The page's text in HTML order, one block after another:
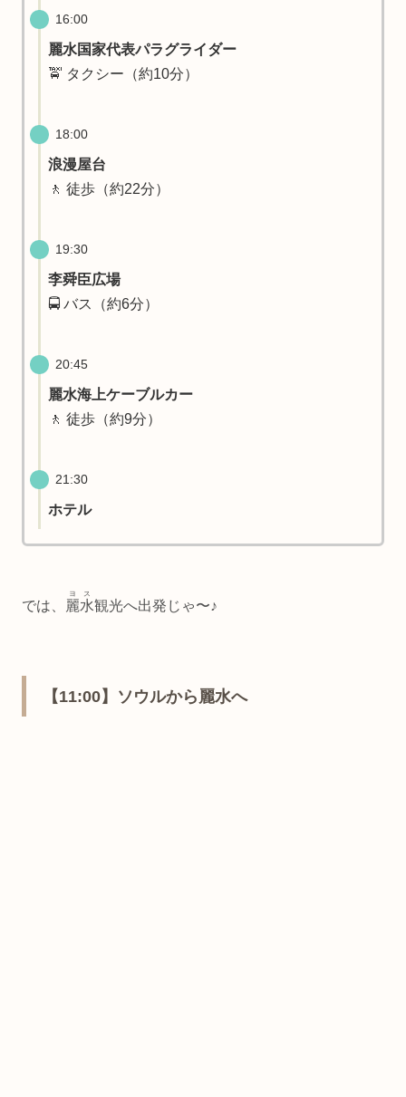
16:00
麗水国家代表パラグライダー
🚖 タクシー（約10分）
18:00
浪漫屋台
🚶 徒歩（約22分）
19:30
李舜臣広場
🚍 バス（約6分）
20:45
麗水海上ケーブルカー
🚶 徒歩（約9分）
21:30
ホテル
では、 麗水
ヨス
観光へ出発じゃ〜♪
【11:00】ソウルから麗水へ